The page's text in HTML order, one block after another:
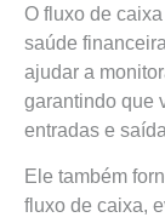
O fluxo de
saúde
ajudar a
garantindo que
entradas e
Ele também
fluxo de caixa,